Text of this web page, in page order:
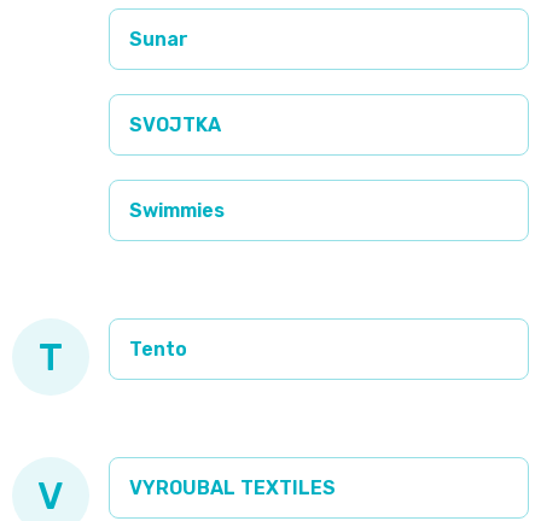
Sunar
SVOJTKA
Swimmies
T Tento
V VYROUBAL TEXTILES